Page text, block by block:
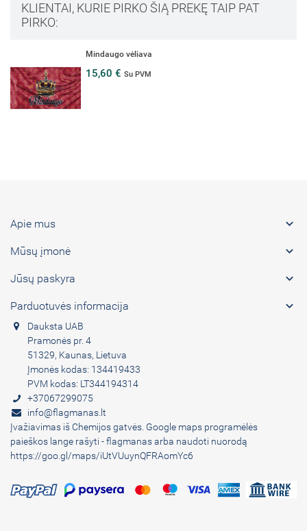
KLIENTAI, KURIE PIRKO ŠIĄ PREKĘ TAIP PAT
PIRKO:
Mindaugo vėliava
15,60 € Su PVM
Apie mus 
Mūsų įmonė 
Jūsų paskyra 
Parduotuvės informacija 
Dauksta UAB
Pramonės pr. 4
51329, Kaunas, Lietuva
Įmonės kodas: 134419433
PVM kodas: LT344194314
+37067299075
info@flagmanas.lt
Įvažiavimas iš Chemijos gatvės. Google maps programėlės
paieškos lange rašyti - flagmanas arba naudoti nuorodą
https://goo.gl/maps/iUtVUuynQFRAomYc6